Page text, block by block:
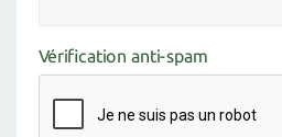
Vérification anti-spam